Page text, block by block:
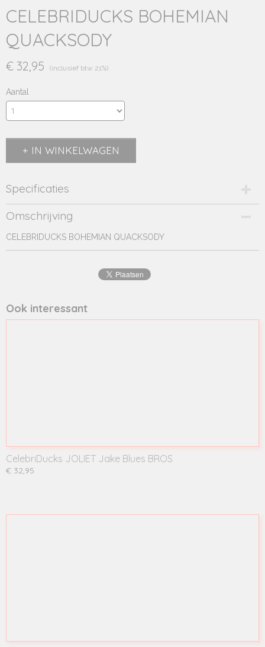
CELEBRIDUCKS BOHEMIAN
QUACKSODY
€ 32,95 (inclusief btw 21%)
Aantal
IN WINKELWAGEN
Specificaties
Productcode
81851
EAN code
0881644818516
Omschrijving
CELEBRIDUCKS BOHEMIAN QUACKSODY
Ook interessant
CelebriDucks JOLIET Jake Blues BROS
€ 32,95